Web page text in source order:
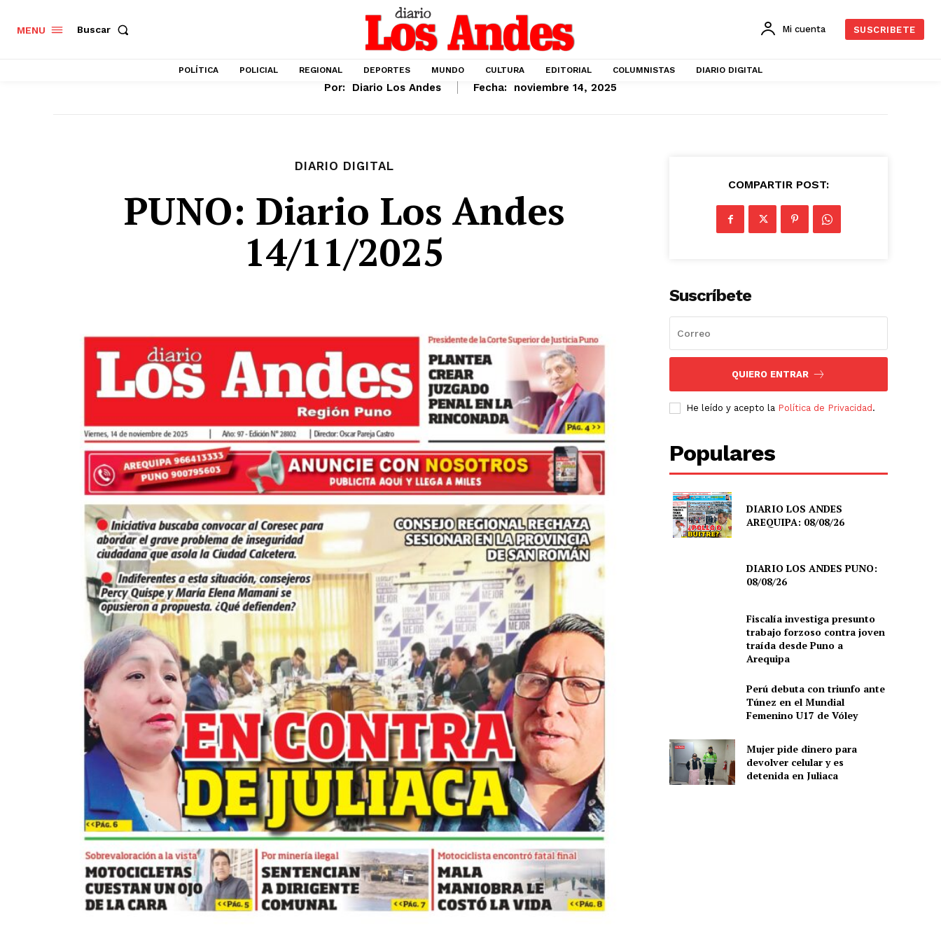
MENU Buscar Mi cuenta SUSCRIBETE
POLÍTICA POLICIAL REGIONAL DEPORTES MUNDO CULTURA EDITORIAL COLUMNISTAS DIARIO DIGITAL
Por: Diario Los Andes Fecha: noviembre 14, 2025
DIARIO DIGITAL
PUNO: Diario Los Andes
14/11/2025
COMPARTIR POST:
Suscríbete
QUIERO ENTRAR
He leído y acepto la Política de Privacidad .
Populares
DIARIO LOS ANDES
AREQUIPA: 08/08/26
DIARIO LOS ANDES PUNO:
08/08/26
Fiscalía investiga presunto
trabajo forzoso contra joven
traída desde Puno a
Arequipa
Perú debuta con triunfo ante
Túnez en el Mundial
Femenino U17 de Vóley
Mujer pide dinero para
devolver celular y es
detenida en Juliaca